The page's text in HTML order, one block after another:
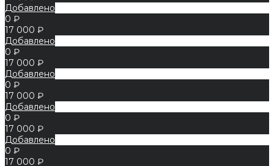
Добавлено
0 ₽
17 000 ₽
Добавлено
0 ₽
17 000 ₽
Добавлено
0 ₽
17 000 ₽
Добавлено
0 ₽
17 000 ₽
Добавлено
0 ₽
17 000 ₽